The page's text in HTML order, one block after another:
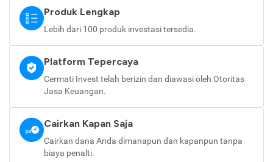
Produk Lengkap
Lebih dari 100 produk investasi tersedia.
Platform Tepercaya
Cermati Invest telah berizin dan diawasi oleh Otoritas
Jasa Keuangan.
Cairkan Kapan Saja
Cairkan dana Anda dimanapun dan kapanpun tanpa
biaya penalti.